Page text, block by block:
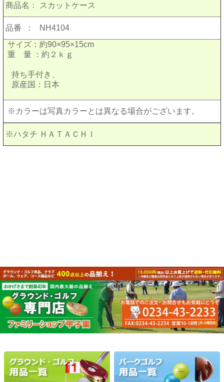
商品名： スカットケース
品番 ：
NH4104
サイズ：約90×95×15cm
重 量 ：約２ｋｇ
持ち手付き、
原産国：日本
※カラーは写真カラーとは異なる場合がございます。
※ハタチ ＨＡＴＡＣＨＩ